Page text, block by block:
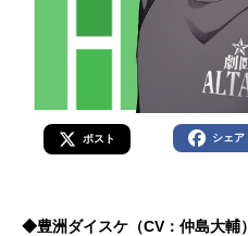
ポスト シェア
◆豊洲ダイスケ（CV：仲島大輔）